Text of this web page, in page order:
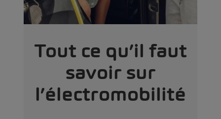
Tout ce qu’il faut
savoir sur
l’électromobilité